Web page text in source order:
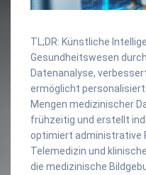
TL;DR: Künstliche
Gesundheitswesen
Datenanalyse,
ermöglicht
Mengen medizinischer
frühzeitig und erstellt
optimiert administrative
Telemedizin und
die medizinische